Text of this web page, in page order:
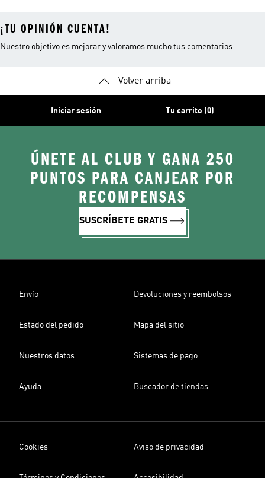
¡TU OPINIÓN CUENTA!
Nuestro objetivo es mejorar y valoramos mucho tus comentarios.
Volver arriba
Iniciar sesión Tu carrito (0)
ÚNETE AL CLUB Y GANA 250
PUNTOS PARA CANJEAR POR
RECOMPENSAS
SUSCRÍBETE GRATIS
Envío Devoluciones y reembolsos
Estado del pedido Mapa del sitio
Nuestros datos Sistemas de pago
Ayuda Buscador de tiendas
Cookies Aviso de privacidad